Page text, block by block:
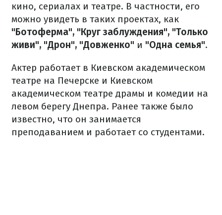
кино, сериалах и театре. В частности, его
можно увидеть в таких проектах, как
"Ботоферма", "Круг заблуждения", "Только
живи", "Дрон", "Довженко" и "Одна семья".
Актер работает в Киевском академическом
театре на Печерске и Киевском
академическом театре драмы и комедии на
левом берегу Днепра. Ранее также было
известно, что он занимается
преподаванием и работает со студентами.